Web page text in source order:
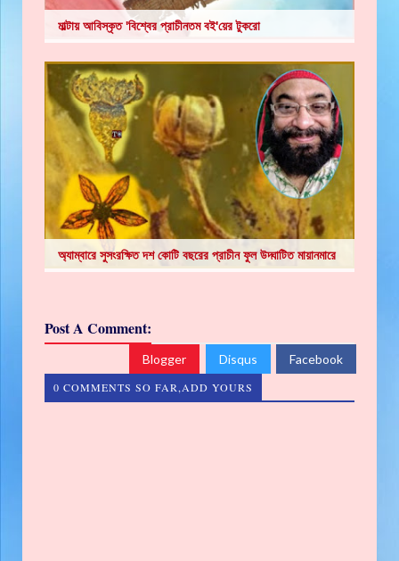
মাল্টায় আবিস্কৃত 'বিশ্বের প্রাচীনতম বই'য়ের টুকরো
অ্যাম্বারে সুসংরক্ষিত দশ কোটি বছরের প্রাচীন ফুল উদ্ঘাটিত মায়ানমারে
Post A Comment:
Blogger Disqus Facebook
0 COMMENTS SO FAR,ADD YOURS